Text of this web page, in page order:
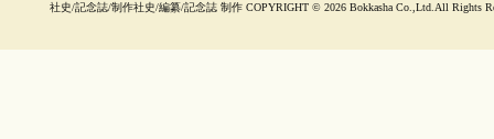
社史/記念誌/制作社史/編纂/記念誌 制作 COPYRIGHT © 2026 Bokkasha Co.,Ltd.All Rights